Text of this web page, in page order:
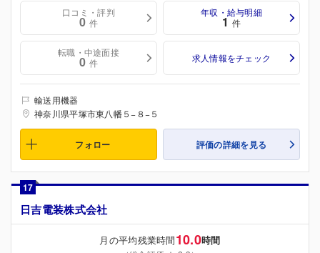
口コミ・評判
0 件
年収・給与明細
1 件
転職・中途面接
0 件 求人情報をチェック
輸送用機器
神奈川県平塚市東八幡５−８−５
フォロー 評価の詳細を見る
17
日吉電装株式会社
月の平均残業時間10.0時間